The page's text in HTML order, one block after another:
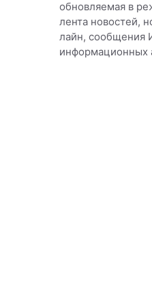
обновляемая в
лента новостей,
лайн, сообщения
информационных